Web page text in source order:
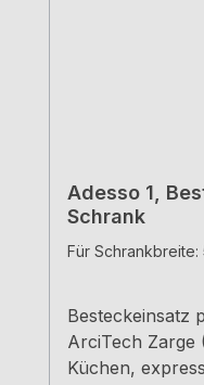
Adesso 1,
Schrank
Für Schrankbreite:
Besteckeinsatz
ArciTech Zarge
Küchen,